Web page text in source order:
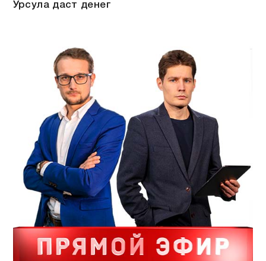
Урсула даст денег